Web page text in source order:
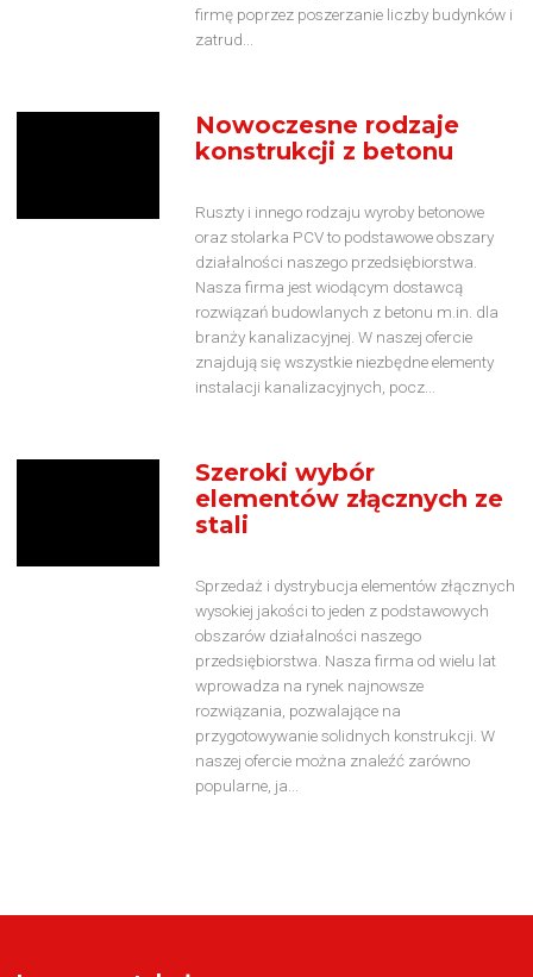
firmę poprzez poszerzanie liczby budynków i
zatrud...
Nowoczesne rodzaje
konstrukcji z betonu
Ruszty i innego rodzaju wyroby betonowe
oraz stolarka PCV to podstawowe obszary
działalności naszego przedsiębiorstwa.
Nasza firma jest wiodącym dostawcą
rozwiązań budowlanych z betonu m.in. dla
branży kanalizacyjnej. W naszej ofercie
znajdują się wszystkie niezbędne elementy
instalacji kanalizacyjnych, pocz...
Szeroki wybór
elementów złącznych ze
stali
Sprzedaż i dystrybucja elementów złącznych
wysokiej jakości to jeden z podstawowych
obszarów działalności naszego
przedsiębiorstwa. Nasza firma od wielu lat
wprowadza na rynek najnowsze
rozwiązania, pozwalające na
przygotowywanie solidnych konstrukcji. W
naszej ofercie można znaleźć zarówno
popularne, ja...